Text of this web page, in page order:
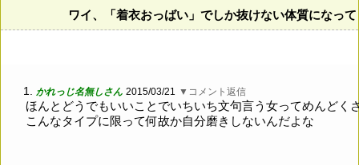
ワイ、「着衣おっばい」でしか抜けない体質になっ
1. かれっじ名無しさん 2015/03/21 ▼コメント返信
ほんとどうでもいいことでいちいち文句言う女ってめんどく
こんなタイプに限って何故か自分磨きしないんだよな